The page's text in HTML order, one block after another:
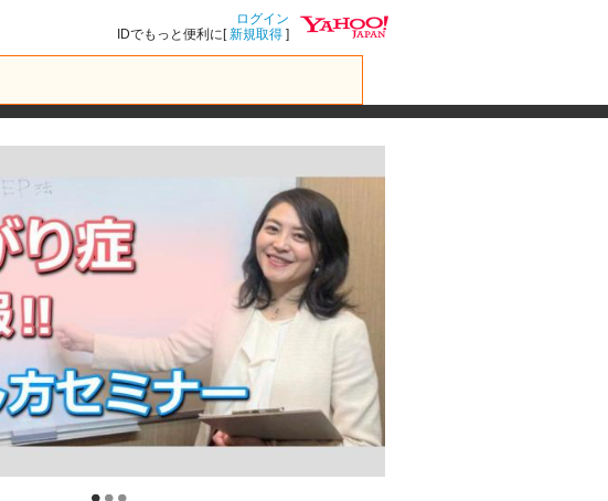
ログイン
IDでもっと便利に[新規取得 ]